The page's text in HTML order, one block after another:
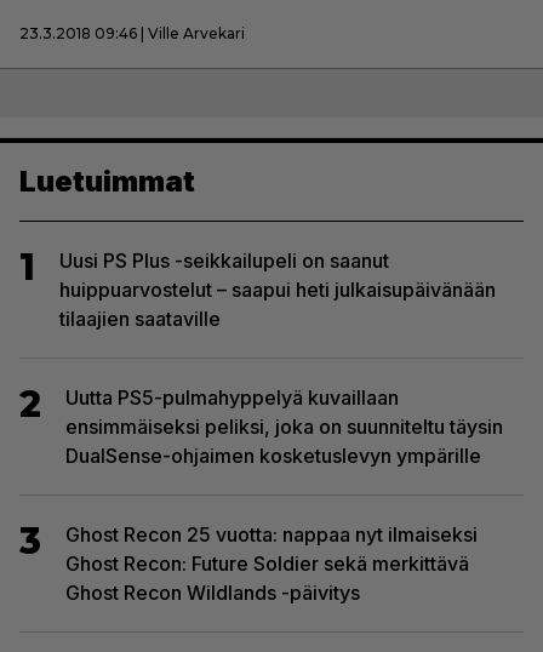
23.3.2018 09:46 | Ville Arvekari
Luetuimmat
1
Uusi PS Plus -seikkailupeli on saanut
huippuarvostelut – saapui heti julkaisupäivänään
tilaajien saataville
2
Uutta PS5-pulmahyppelyä kuvaillaan
ensimmäiseksi peliksi, joka on suunniteltu täysin
DualSense-ohjaimen kosketuslevyn ympärille
3
Ghost Recon 25 vuotta: nappaa nyt ilmaiseksi
Ghost Recon: Future Soldier sekä merkittävä
Ghost Recon Wildlands -päivitys